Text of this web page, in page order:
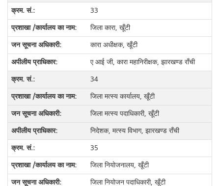
33
जिला कारा, खूँटी
कारा अधीक्षक, खूँटी
ए आई जी, कारा महानिरीक्षक, झारखण्ड राँची
34
जिला मत्स्य कार्यालय, खूँटी
जिला मत्स्य पदाधिकारी, खूँटी
निदेशक, मत्स्य विभाग, झारखण्ड राँची
35
जिला नियोजनालय, खूँटी
जिला नियोजन पदाधिकारी, खूँटी